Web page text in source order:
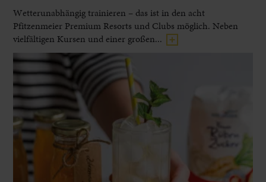
Wetterunabhängig trainieren – das ist in den acht
Pfitzenmeier Premium Resorts und Clubs möglich. Neben
vielfältigen Kursen und einer großen...